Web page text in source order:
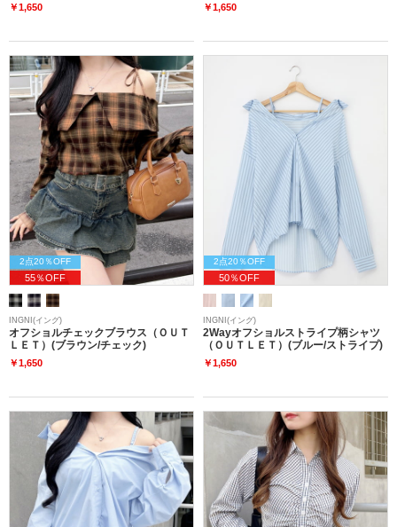
￥1,650 ￥1,650
2点20％OFF
55％OFF
INGNI(イング)
オフショルチェックブラウス（ＯＵＴ
ＬＥＴ）(ブラウン/チェック)
￥1,650
2点20％OFF
50％OFF
INGNI(イング)
2Wayオフショルストライプ柄シャツ
（ＯＵＴＬＥＴ）(ブルー/ストライプ)
￥1,650